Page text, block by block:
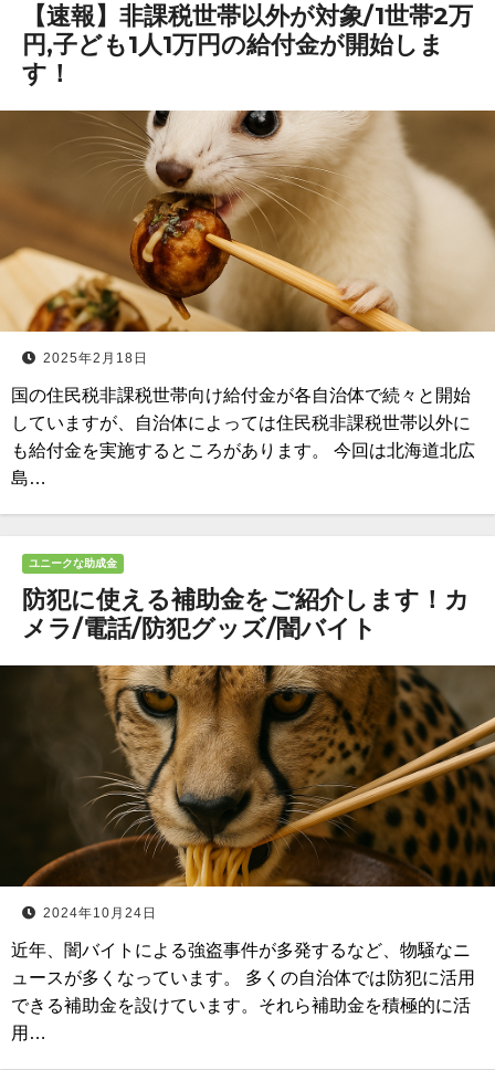
【速報】非課税世帯以外が対象/1世帯2万
円,子ども1人1万円の給付金が開始しま
す！
2025年2月18日
国の住民税非課税世帯向け給付金が各自治体で続々と開始
していますが、自治体によっては住民税非課税世帯以外に
も給付金を実施するところがあります。 今回は北海道北広
島…
ユニークな助成金
防犯に使える補助金をご紹介します！カ
メラ/電話/防犯グッズ/闇バイト
2024年10月24日
近年、闇バイトによる強盗事件が多発するなど、物騒なニ
ュースが多くなっています。 多くの自治体では防犯に活用
できる補助金を設けています。それら補助金を積極的に活
用…